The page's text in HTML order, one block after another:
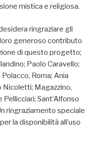
mistica e religiosa.
ringraziare gli
generoso contributo
di questo progetto;
Paolo Caravello;
Roma; Ania
Nicoletti; Magazzino,
Sant’Alfonso
ringraziamento speciale
la disponibilità all’uso